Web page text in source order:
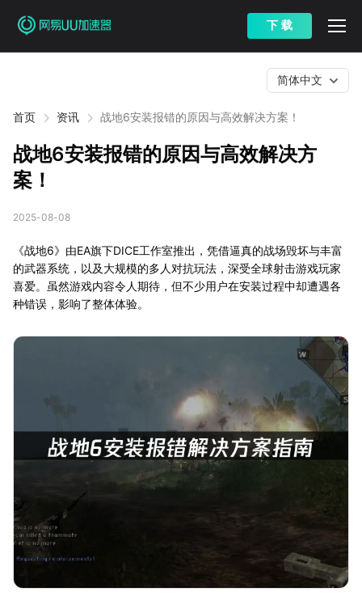
下 载
首页 资讯 战地6安装报错的原因与高效解决方案！
简体中文
战地6安装报错的原因与高效解决方
案！
2025-08-08
《战地6》由EA旗下DICE工作室推出，凭借逼真的战场毁坏与丰富
的武器系统，以及大规模的多人对抗玩法，深受全球射击游戏玩家
喜爱。虽然游戏内容令人期待，但不少用户在安装过程中却遭遇各
种错误，影响了整体体验。